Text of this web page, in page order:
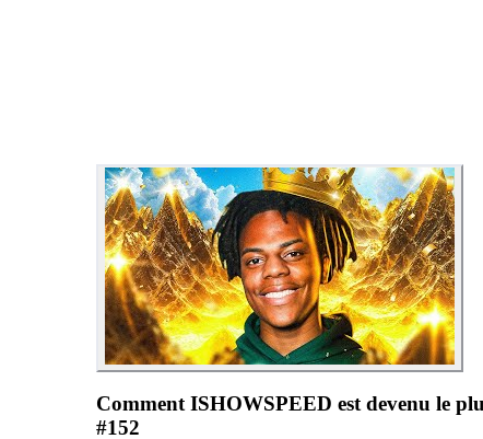
Comment ISHOWSPEED est devenu le
#152